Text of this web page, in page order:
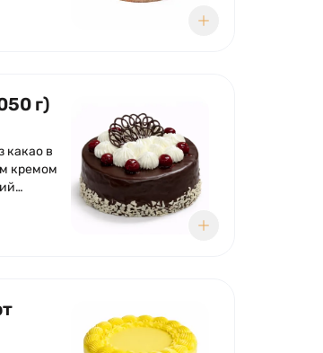
г)
какао в
кремом